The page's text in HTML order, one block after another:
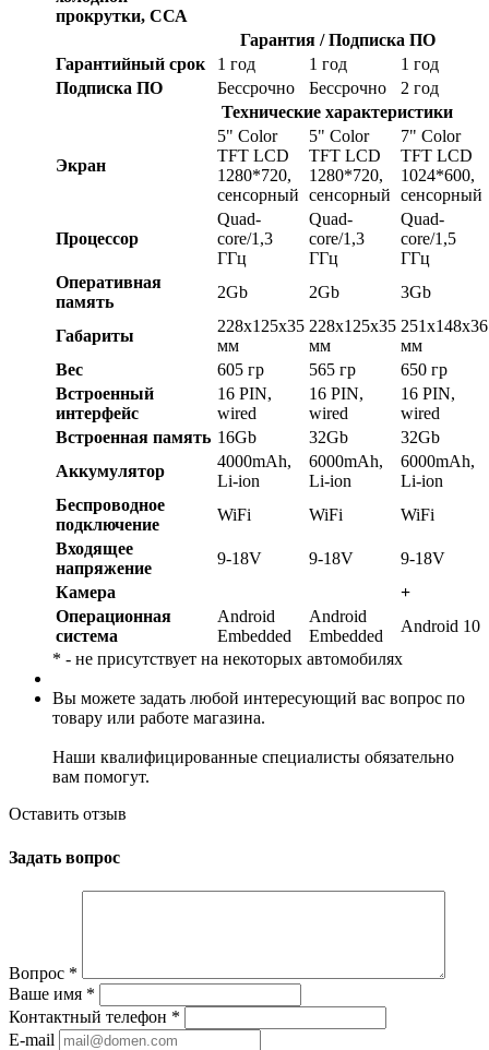
прокрутки, ССА
Гарантия / Подписка ПО
Гарантийный срок
1 год 1 год
1 год
Подписка ПО
Бессрочно Бессрочно
2 год
Технические характеристики
Экран
5" Color
TFT LCD
1280*720,
сенсорный
5" Color
TFT LCD
1280*720,
сенсорный
7" Color
TFT LCD
1024*600,
сенсорный
Процессор
Quad-
core/1,3
ГГц
Quad-
core/1,3
ГГц
Quad-
core/1,5
ГГц
Оперативная
память
2Gb 2Gb 3Gb
Габариты
228x125x35
мм
228x125x35
мм
251x148x36
мм
Вес
605 гр 565 гр
650 гр
Встроенный
интерфейс
16 PIN,
wired
16 PIN,
wired
16 PIN,
wired
Встроенная память 16Gb 32Gb
32Gb
Аккумулятор
4000mAh,
Li-ion
6000mAh,
Li-ion
6000mAh,
Li-ion
Беспроводное
подключение
WiFi WiFi
WiFi
Входящее
напряжение
9-18V 9-18V
9-18V
Камера
+
Операционная
система
Android
Embedded
Android
Embedded
Android 10
* - не присутствует на некоторых автомобилях
Вы можете задать любой интересующий вас вопрос по
товару или работе магазина.
Наши квалифицированные специалисты обязательно
вам помогут.
Оставить отзыв
Задать вопрос
Вопрос *
Ваше имя *
Контактный телефон *
E-mail